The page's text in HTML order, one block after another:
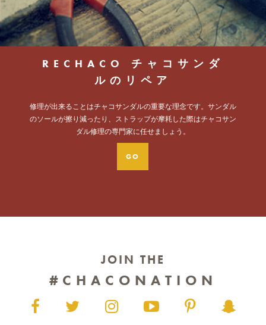
RECHACO チャコサンダ
ルのリペア
修理が出来ることはチャコサンダルの重要な理念です。サンダル
のソールが擦り減ったり、ストラップが摩耗した際はチャコサン
ダル修理の専門家に任せましょう。
GO
JOIN THE
#CHACONATION